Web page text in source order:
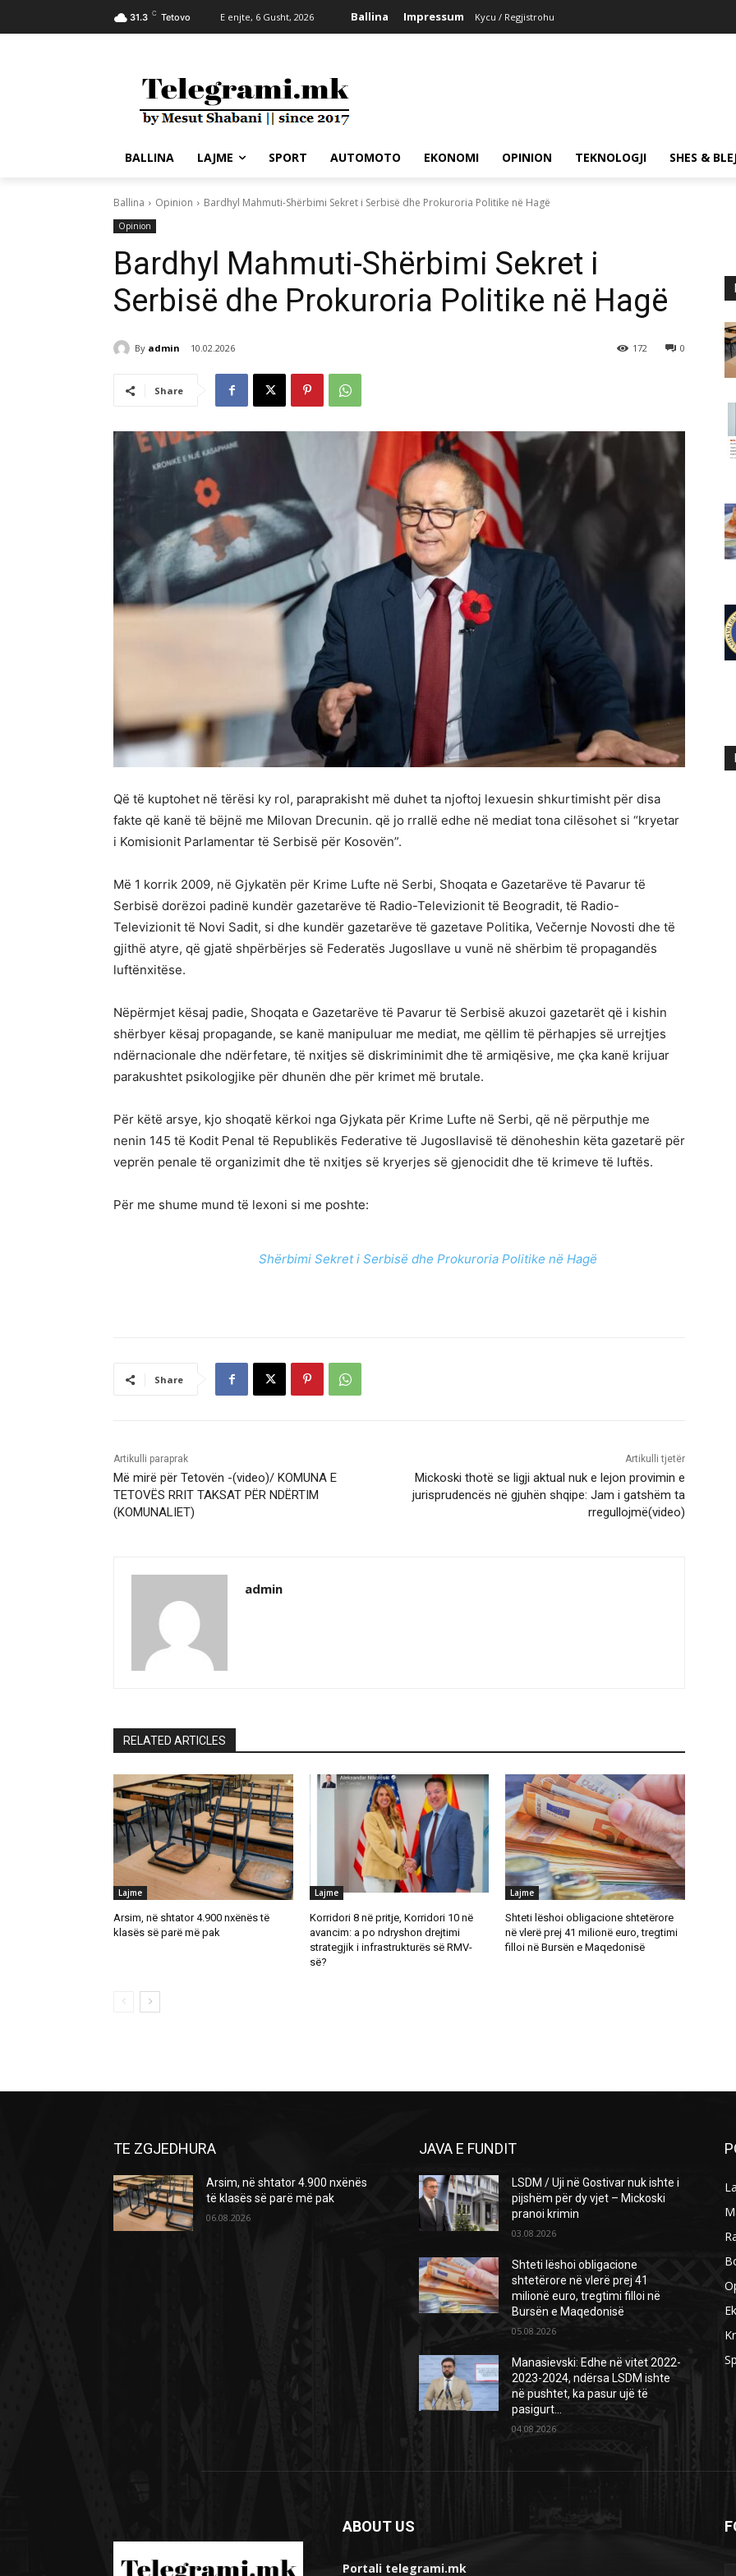
31.3 C Tetovo E enjte, 6 Gusht, 2026 Ballina Impressum Kycu / Regjistrohu
BALLINA LAJME SPORT AUTOMOTO EKONOMI OPINION TEKNOLOGJI SHES &
Ballina Opinion Bardhyl Mahmuti-Shërbimi Sekret i Serbisë dhe Prokuroria Politike në Hagë
Opinion
Bardhyl Mahmuti-Shërbimi Sekret i
Serbisë dhe Prokuroria Politike në Hagë
By admin 10.02.2026 0
172
Share
Që të kuptohet në tërësi ky rol, paraprakisht më duhet ta njoftoj lexuesin shkurtimisht për disa
fakte që kanë të bëjnë me Milovan Drecunin. që jo rrallë edhe në mediat tona cilësohet si “kryetar
i Komisionit Parlamentar të Serbisë për Kosovën”.
Më 1 korrik 2009, në Gjykatën për Krime Lufte në Serbi, Shoqata e Gazetarëve të Pavarur të
Serbisë dorëzoi padinë kundër gazetarëve të Radio-Televizionit të Beogradit, të Radio-
Televizionit të Novi Sadit, si dhe kundër gazetarëve të gazetave Politika, Večernje Novosti dhe të
gjithë atyre, që gjatë shpërbërjes së Federatës Jugosllave u vunë në shërbim të propagandës
luftënxitëse.
Nëpërmjet kësaj padie, Shoqata e Gazetarëve të Pavarur të Serbisë akuzoi gazetarët që i kishin
shërbyer kësaj propagande, se kanë manipuluar me mediat, me qëllim të përhapjes së urrejtjes
ndërnacionale dhe ndërfetare, të nxitjes së diskriminimit dhe të armiqësive, me çka kanë krijuar
parakushtet psikologjike për dhunën dhe për krimet më brutale.
Për këtë arsye, kjo shoqatë kërkoi nga Gjykata për Krime Lufte në Serbi, që në përputhje me
nenin 145 të Kodit Penal të Republikës Federative të Jugosllavisë të dënoheshin këta gazetarë për
veprën penale të organizimit dhe të nxitjes së kryerjes së gjenocidit dhe të krimeve të luftës.
Për me shume mund të lexoni si me poshte:
Shërbimi Sekret i Serbisë dhe Prokuroria Politike në Hagë
Share
Artikulli paraprak
Më mirë për Tetovën -(video)/ KOMUNA E
TETOVËS RRIT TAKSAT PËR NDËRTIM
(KOMUNALIET)
Artikulli tjetër
Mickoski thotë se ligji aktual nuk e lejon provimin e
jurisprudencës në gjuhën shqipe: Jam i gatshëm ta
rregullojmë(video)
admin
RELATED ARTICLES
Lajme
Arsim, në shtator 4.900 nxënës të
klasës së parë më pak
Lajme
Korridori 8 në pritje, Korridori 10 në
avancim: a po ndryshon drejtimi
strategjik i infrastrukturës së RMV-
së?
Lajme
Shteti lëshoi obligacione shtetërore
në vlerë prej 41 milionë euro, tregtimi
filloi në Bursën e Maqedonisë
TE ZGJEDHURA
Arsim, në shtator 4.900 nxënës
të klasës së parë më pak
06.08.2026
JAVA E FUNDIT
LSDM / Uji në Gostivar nuk ishte i
pijshëm për dy vjet – Mickoski
pranoi krimin
03.08.2026
Shteti lëshoi obligacione
shtetërore në vlerë prej 41
milionë euro, tregtimi filloi në
Bursën e Maqedonisë
05.08.2026
Manasievski: Edhe në vitet 2022-
2023-2024, ndërsa LSDM ishte
në pushtet, ka pasur ujë të
pasigurt…
04.08.2026
ABOUT US
Portali telegrami.mk